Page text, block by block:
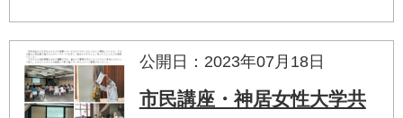
公開日：2023年07月18日
市民講座・神居女性大学共